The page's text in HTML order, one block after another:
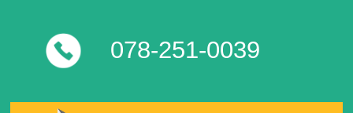
078-251-0039